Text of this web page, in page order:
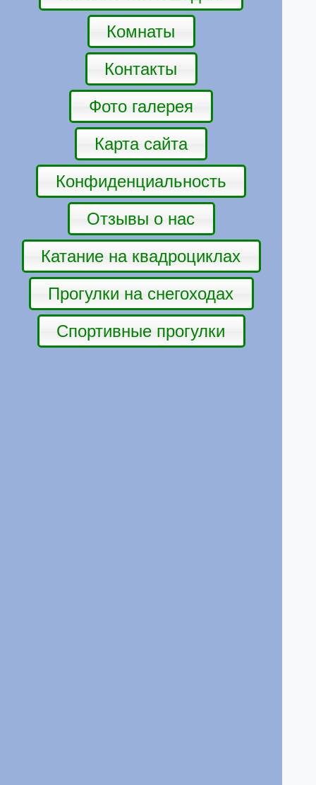
Комнаты
Контакты
Фото галерея
Карта сайта
Конфиденциальность
Отзывы о нас
Катание на квадроциклах
Прогулки на снегоходах
Спортивные прогулки